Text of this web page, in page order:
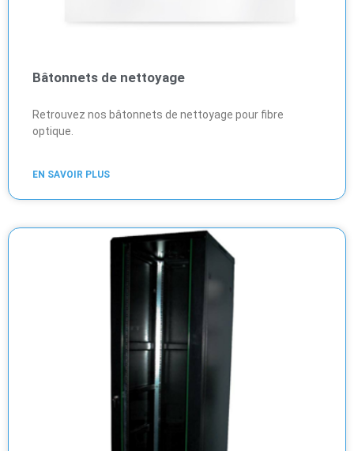
Bâtonnets de nettoyage
Retrouvez nos bâtonnets de nettoyage pour fibre
optique.
EN SAVOIR PLUS